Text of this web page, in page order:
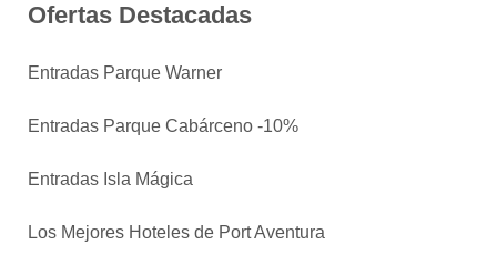
Ofertas Destacadas
Entradas Parque Warner
Entradas Parque Cabárceno -10%
Entradas Isla Mágica
Los Mejores Hoteles de Port Aventura